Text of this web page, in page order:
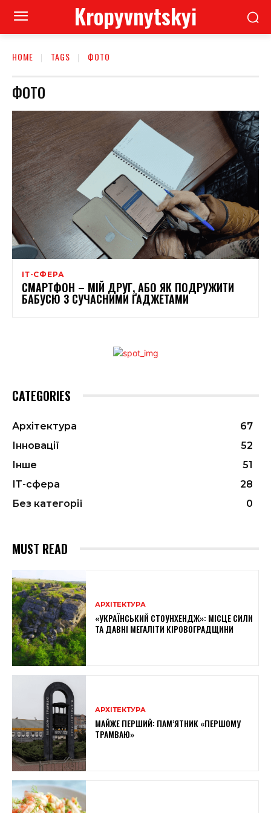
Kropyvnytskyi
HOME TAGS ФОТО
ФОТО
ІТ-СФЕРА
СМАРТФОН – МІЙ ДРУГ, АБО ЯК ПОДРУЖИТИ
БАБУСЮ З СУЧАСНИМИ ҐАДЖЕТАМИ
CATEGORIES
Архітектура
67
Інновації
52
Інше
51
ІТ-сфера
28
Без категорії
0
MUST READ
АРХІТЕКТУРА
«УКРАЇНСЬКИЙ СТОУНХЕНДЖ»: МІСЦЕ СИЛИ
ТА ДАВНІ МЕГАЛІТИ КІРОВОГРАДЩИНИ
АРХІТЕКТУРА
МАЙЖЕ ПЕРШИЙ: ПАМ’ЯТНИК «ПЕРШОМУ
ТРАМВАЮ»